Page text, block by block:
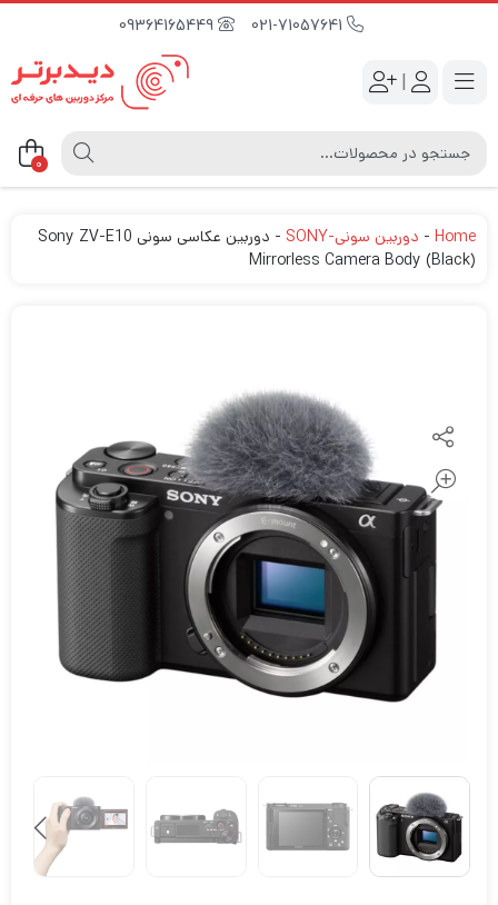
09364165449
|
0
Home
- دوربین سونی-SONY -
دوربین عکاسی سونی Sony ZV-E10
Mirrorless Camera Body (Black)